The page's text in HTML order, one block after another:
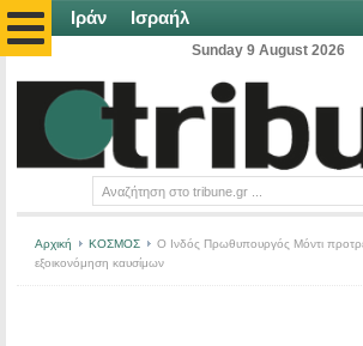
Ιράν Ισραήλ
Sunday 9 August 2026
Αρχική ΚΟΣΜΟΣ
Ο Ινδός Πρωθυπουργός Μόντι
εξοικονόμηση καυσίμων